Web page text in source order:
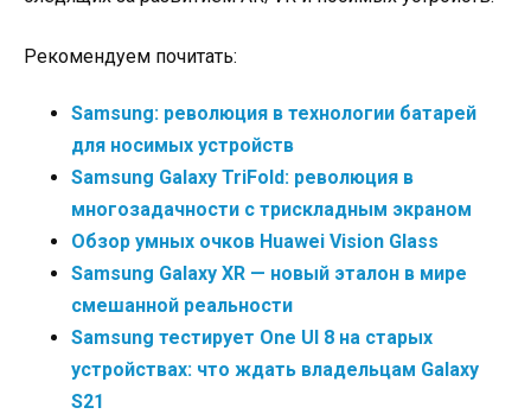
Рекомендуем почитать:
Samsung: революция в технологии батарей
для носимых устройств
Samsung Galaxy TriFold: революция в
многозадачности с трискладным экраном
Обзор умных очков Huawei Vision Glass
Samsung Galaxy XR — новый эталон в мире
смешанной реальности
Samsung тестирует One UI 8 на старых
устройствах: что ждать владельцам Galaxy
S21